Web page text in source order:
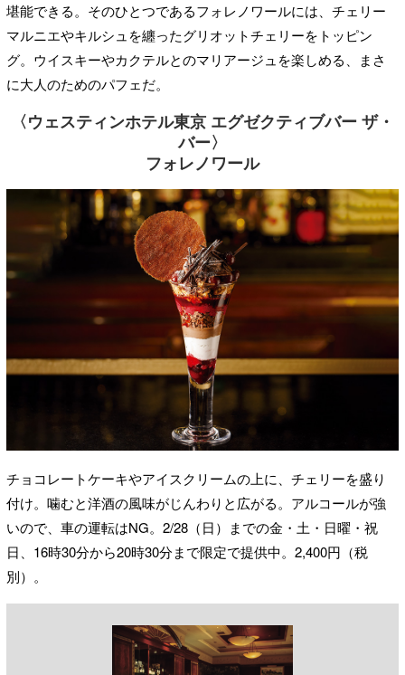
堪能できる。そのひとつであるフォレノワールには、チェリー
マルニエやキルシュを纏ったグリオットチェリーをトッピン
グ。ウイスキーやカクテルとのマリアージュを楽しめる、まさ
に大人のためのパフェだ。
〈ウェスティンホテル東京 エグゼクティブバー ザ・
バー〉
フォレノワール
チョコレートケーキやアイスクリームの上に、チェリーを盛り
付け。噛むと洋酒の風味がじんわりと広がる。アルコールが強
いので、車の運転はNG。2/28（日）までの金・土・日曜・祝
日、16時30分から20時30分まで限定で提供中。2,400円（税
別）。